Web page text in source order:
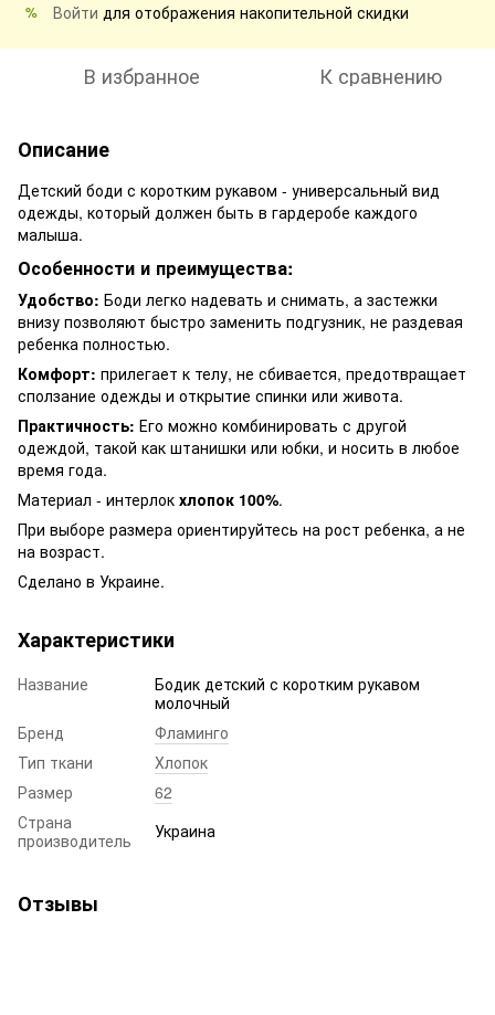
% Войти для отображения накопительной скидки
В избранное К сравнению
Описание
Детский боди с коротким рукавом - универсальный вид
одежды, который должен быть в гардеробе каждого
малыша.
Особенности и преимущества:
Удобство: Боди легко надевать и снимать, а застежки
внизу позволяют быстро заменить подгузник, не раздевая
ребенка полностью.
Комфорт: прилегает к телу, не сбивается, предотвращает
сползание одежды и открытие спинки или живота.
Практичность: Его можно комбинировать с другой
одеждой, такой как штанишки или юбки, и носить в любое
время года.
Материал - интерлок хлопок 100%.
При выборе размера ориентируйтесь на рост ребенка, а не
на возраст.
Сделано в Украине.
Характеристики
Название
Бодик детский с коротким рукавом
молочный
Бренд
Фламинго
Тип ткани
Хлопок
Размер
62
Страна
производитель
Украина
Отзывы